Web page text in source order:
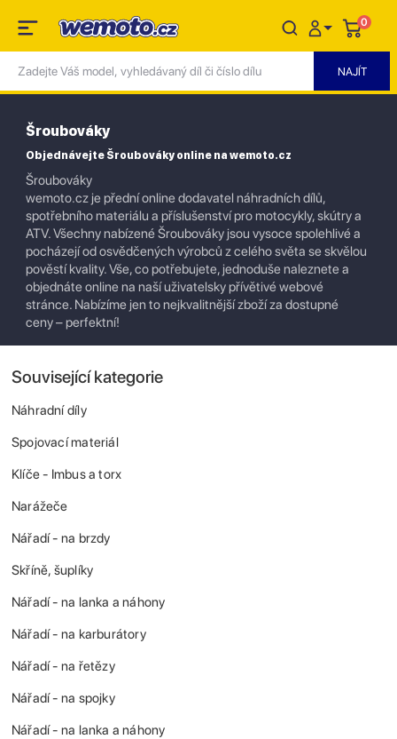
0
Šroubováky
Objednávejte Šroubováky online na wemoto.cz
Šroubováky
wemoto.cz je přední online dodavatel náhradních dílů,
spotřebního materiálu a příslušenství pro motocykly, skútry a
ATV. Všechny nabízené Šroubováky jsou vysoce spolehlivé a
pocházejí od osvědčených výrobců z celého světa se skvělou
pověstí kvality. Vše, co potřebujete, jednoduše naleznete a
objednáte online na naší uživatelsky přívětivé webové
stránce. Nabízíme jen to nejkvalitnější zboží za dostupné
ceny – perfektní!
Související kategorie
Náhradní díly
Spojovací materiál
Klíče - Imbus a torx
Narážeče
Nářadí - na brzdy
Skříně, šuplíky
Nářadí - na lanka a náhony
Nářadí - na karburátory
Nářadí - na řetězy
Nářadí - na spojky
Nářadí - na lanka a náhony